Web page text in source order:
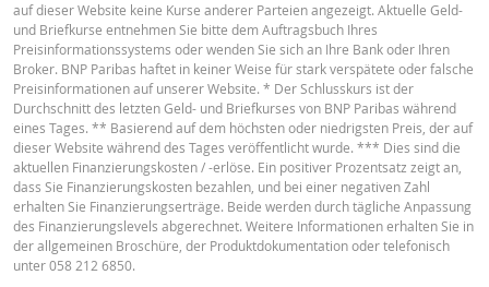
4 Aug.
2026 22:17
täglich 1.69
3 Aug.
2026 22:16
täglich 1.53
30 Juli
2026 22:16
täglich 1.59
29 Juli
2026 22:16
täglich 1.47
28 Juli
2026 22:18
täglich
Français PDF
BASISPROSPEKT
English PDF
auf dieser Website keine Kurse anderer Parteien angezeigt. Aktuelle Geld-
und Briefkurse entnehmen Sie bitte dem Auftragsbuch Ihres
Preisinformationssystems oder wenden Sie sich an Ihre Bank oder Ihren
Broker. BNP Paribas haftet in keiner Weise für stark verspätete oder falsche
Preisinformationen auf unserer Website. * Der Schlusskurs ist der
Durchschnitt des letzten Geld- und Briefkurses von BNP Paribas während
eines Tages. ** Basierend auf dem höchsten oder niedrigsten Preis, der auf
dieser Website während des Tages veröffentlicht wurde. *** Dies sind die
aktuellen Finanzierungskosten / -erlöse. Ein positiver Prozentsatz zeigt an,
dass Sie Finanzierungskosten bezahlen, und bei einer negativen Zahl
erhalten Sie Finanzierungserträge. Beide werden durch tägliche Anpassung
des Finanzierungslevels abgerechnet. Weitere Informationen erhalten Sie in
der allgemeinen Broschüre, der Produktdokumentation oder telefonisch
unter 058 212 6850.